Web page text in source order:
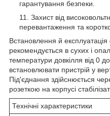
гарантування безпеки.
Захист від
перевантаження та
Встановлення й
рекомендується в сухих і
температури довкілля від 0
встановлювати пристрій у
Під'єднання здійснюється
розеткою на корпусі
Технічні характеристики